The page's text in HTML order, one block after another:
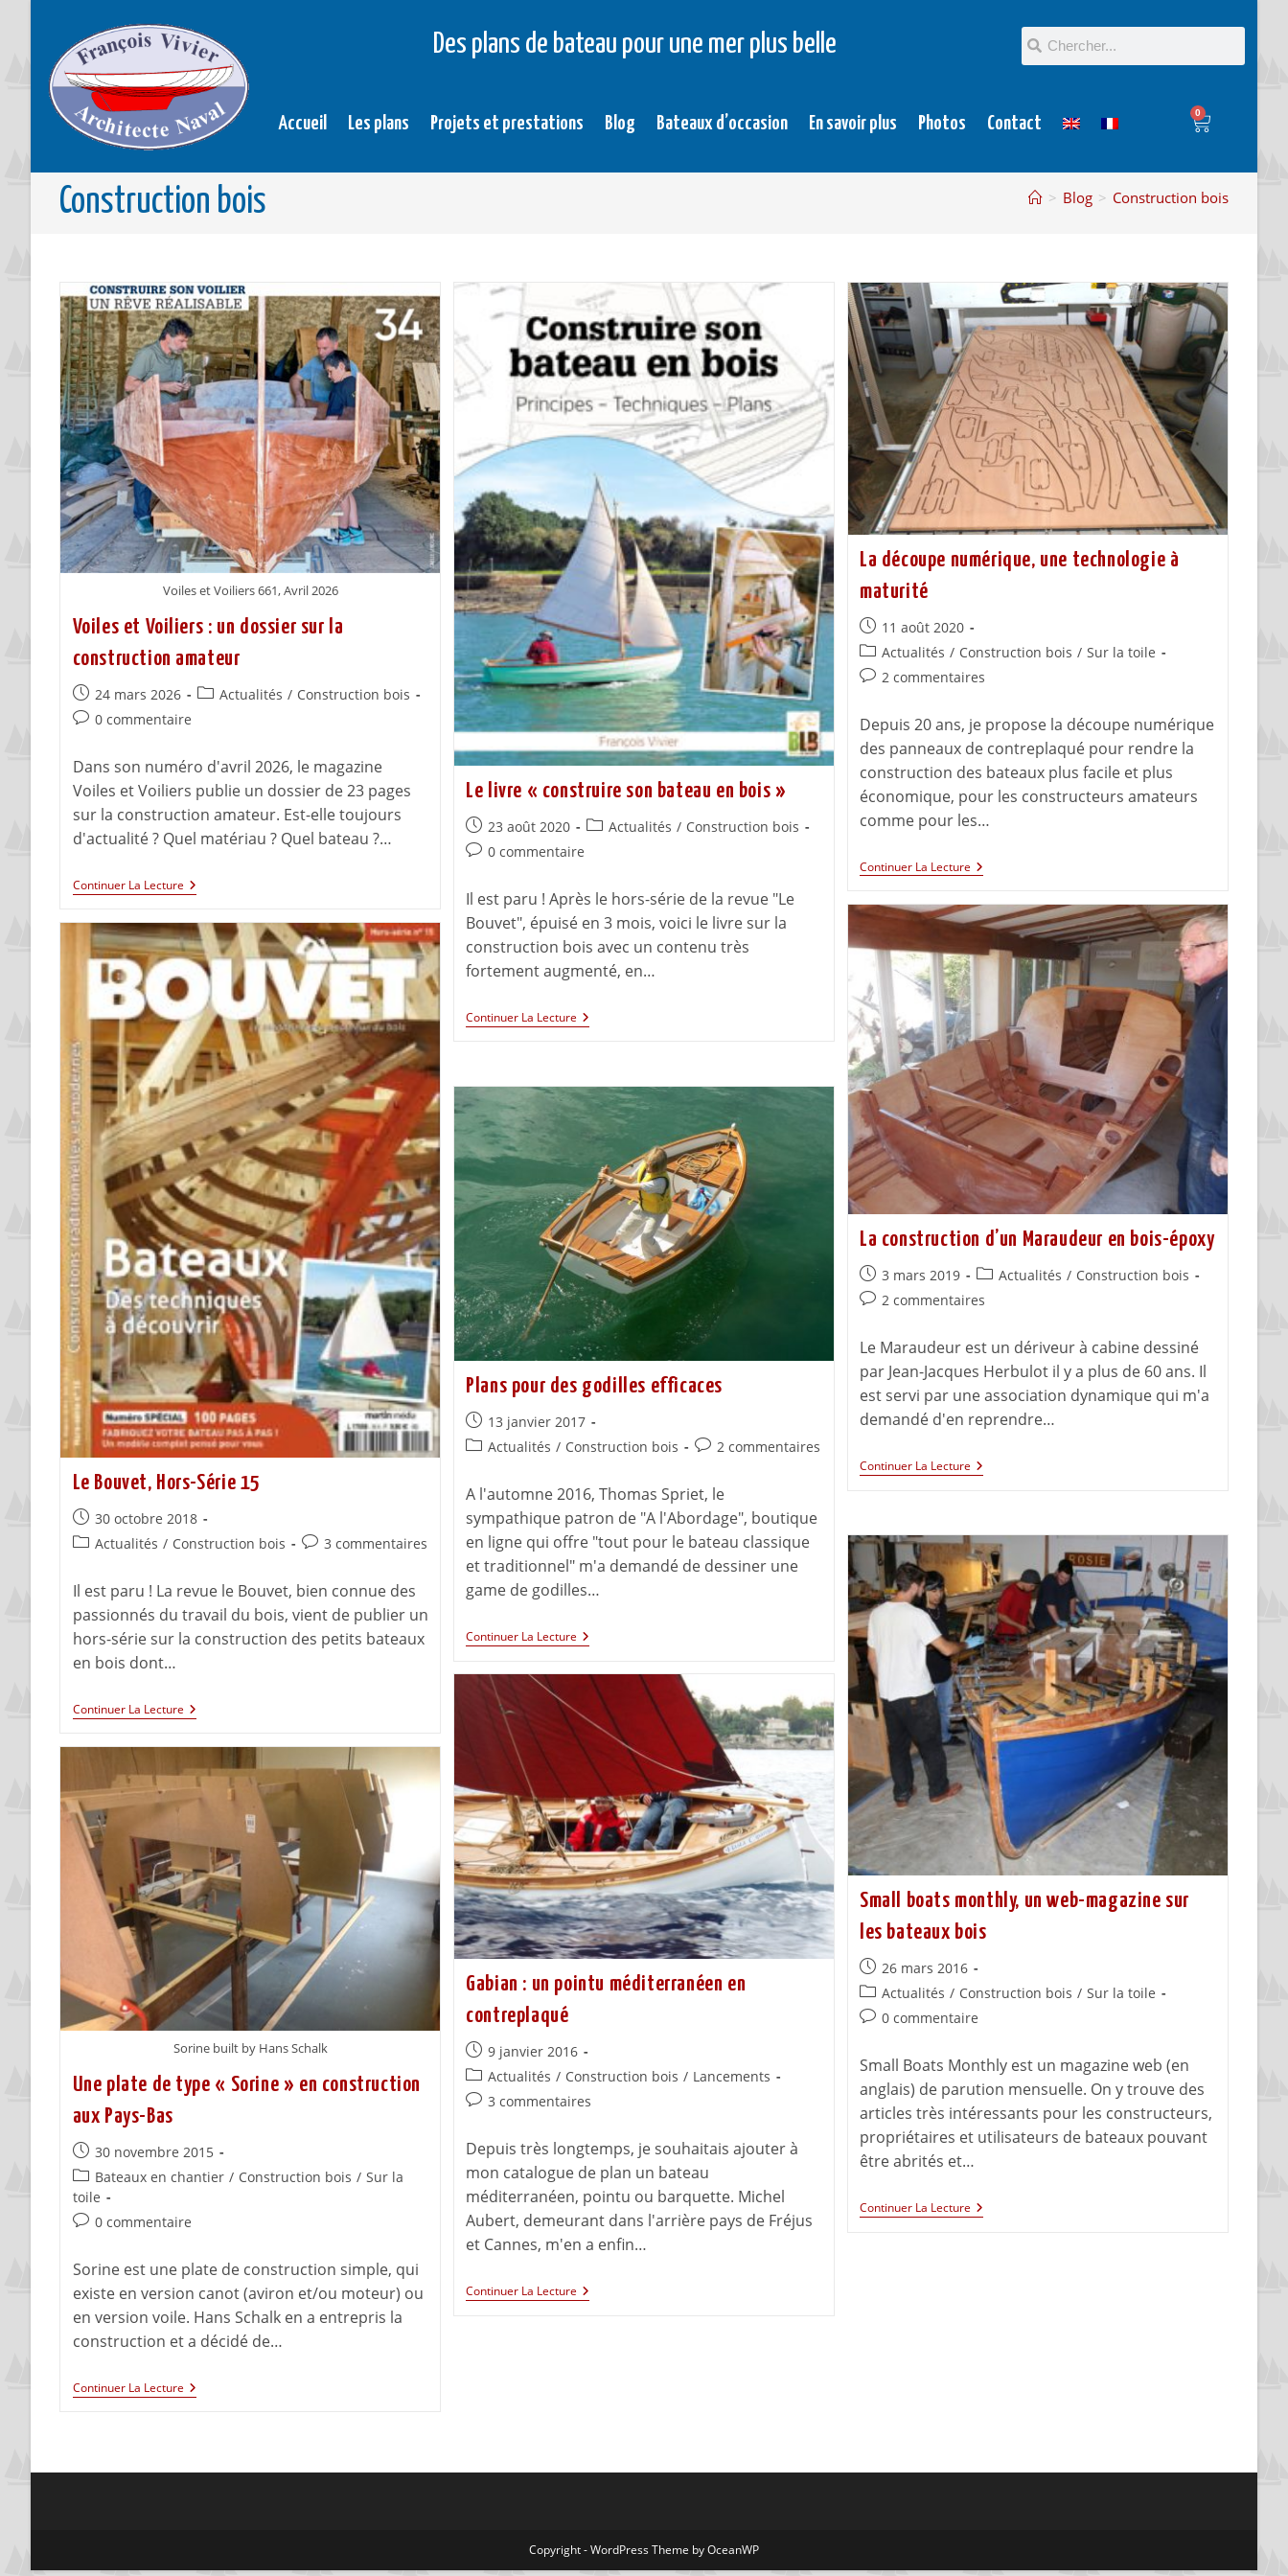
Des plans de bateau pour une mer plus belle
Accueil Les plans Projets et prestations Blog Bateaux d’occasion En savoir plus Photos Contact
0
Construction bois > Blog > Construction bois
Voiles et Voiliers 661, Avril 2026
Voiles et Voiliers : un dossier sur la
construction amateur
24 mars 2026 Actualités / Construction bois
0 commentaire
Dans son numéro d'avril 2026, le magazine
Voiles et Voiliers publie un dossier de 23 pages
sur la construction amateur. Est-elle toujours
d'actualité ? Quel matériau ? Quel bateau ?…
Continuer La Lecture
Le livre « construire son bateau en bois »
23 août 2020 Actualités / Construction bois
0 commentaire
Il est paru ! Après le hors-série de la revue "Le
Bouvet", épuisé en 3 mois, voici le livre sur la
construction bois avec un contenu très
fortement augmenté, en…
Continuer La Lecture
La découpe numérique, une technologie à
maturité
11 août 2020
Actualités / Construction bois / Sur la toile
2 commentaires
Depuis 20 ans, je propose la découpe numérique
des panneaux de contreplaqué pour rendre la
construction des bateaux plus facile et plus
économique, pour les constructeurs amateurs
comme pour les…
Continuer La Lecture
La construction d’un Maraudeur en bois-époxy
3 mars 2019 Actualités / Construction bois
2 commentaires
Le Maraudeur est un dériveur à cabine dessiné
par Jean-Jacques Herbulot il y a plus de 60 ans. Il
est servi par une association dynamique qui m'a
demandé d'en reprendre…
Continuer La Lecture
Le Bouvet, Hors-Série 15
30 octobre 2018
Actualités / Construction bois 3 commentaires
Il est paru ! La revue le Bouvet, bien connue des
passionnés du travail du bois, vient de publier un
hors-série sur la construction des petits bateaux
en bois dont…
Continuer La Lecture
Plans pour des godilles efficaces
13 janvier 2017
Actualités / Construction bois 2 commentaires
A l'automne 2016, Thomas Spriet, le
sympathique patron de "A l'Abordage", boutique
en ligne qui offre "tout pour le bateau classique
et traditionnel" m'a demandé de dessiner une
game de godilles…
Continuer La Lecture
Small boats monthly, un web-magazine sur
les bateaux bois
26 mars 2016
Actualités / Construction bois / Sur la toile
0 commentaire
Small Boats Monthly est un magazine web (en
anglais) de parution mensuelle. On y trouve des
articles très intéressants pour les constructeurs,
propriétaires et utilisateurs de bateaux pouvant
être abrités et…
Continuer La Lecture
Gabian : un pointu méditerranéen en
contreplaqué
9 janvier 2016
Actualités / Construction bois / Lancements
3 commentaires
Depuis très longtemps, je souhaitais ajouter à
mon catalogue de plan un bateau
méditerranéen, pointu ou barquette. Michel
Aubert, demeurant dans l'arrière pays de Fréjus
et Cannes, m'en a enfin…
Continuer La Lecture
Sorine built by Hans Schalk
Une plate de type « Sorine » en construction
aux Pays-Bas
30 novembre 2015
Bateaux en chantier / Construction bois / Sur la
toile
0 commentaire
Sorine est une plate de construction simple, qui
existe en version canot (aviron et/ou moteur) ou
en version voile. Hans Schalk en a entrepris la
construction et a décidé de…
Continuer La Lecture
Copyright - WordPress Theme by OceanWP